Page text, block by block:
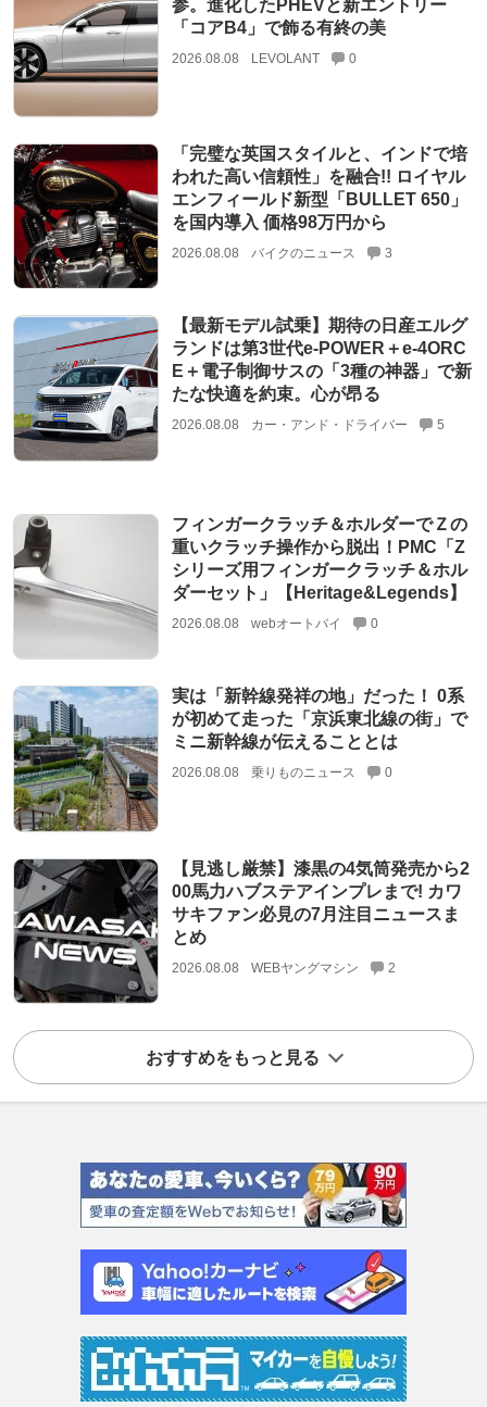
参。進化したPHEVと新エントリー
「コアB4」で飾る有終の美
2026.08.08 LEVOLANT 0
「完璧な英国スタイルと、インドで培
われた高い信頼性」を融合!! ロイヤル
エンフィールド新型「BULLET 650」
を国内導入 価格98万円から
2026.08.08 バイクのニュース 3
【最新モデル試乗】期待の日産エルグ
ランドは第3世代e-POWER＋e-4ORC
E＋電子制御サスの「3種の神器」で新
たな快適を約束。心が昂る
2026.08.08 カー・アンド・ドライバー 5
フィンガークラッチ＆ホルダーでＺの
重いクラッチ操作から脱出！PMC「Z
シリーズ用フィンガークラッチ＆ホル
ダーセット」【Heritage&Legends】
2026.08.08 webオートバイ 0
実は「新幹線発祥の地」だった！ 0系
が初めて走った「京浜東北線の街」で
ミニ新幹線が伝えることとは
2026.08.08 乗りものニュース 0
【見逃し厳禁】漆黒の4気筒発売から2
00馬力ハブステアインプレまで! カワ
サキファン必見の7月注目ニュースま
とめ
2026.08.08 WEBヤングマシン 2
おすすめをもっと見る